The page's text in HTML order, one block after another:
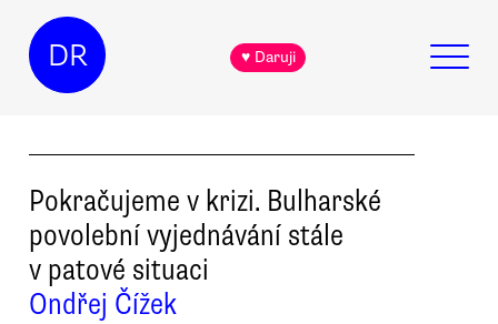
DR ♥ Daruji
Pokračujeme v krizi. Bulharské
povolební vyjednávání stále
v patové situaci
Ondřej Čížek